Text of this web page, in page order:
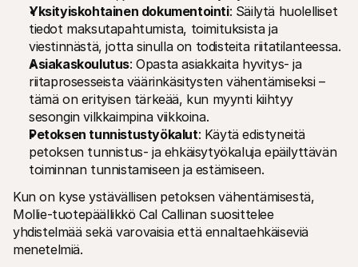
Yksityiskohtainen dokumentointi: Säilytä huolelliset
tiedot maksutapahtumista, toimituksista ja
viestinnästä, jotta sinulla on todisteita riitatilanteessa.
Asiakaskoulutus: Opasta asiakkaita hyvitys- ja
riitaprosesseista väärinkäsitysten vähentämiseksi –
tämä on erityisen tärkeää, kun myynti kiihtyy
sesongin vilkkaimpina viikkoina.
Petoksen tunnistustyökalut: Käytä edistyneitä
petoksen tunnistus- ja ehkäisytyökaluja epäilyttävän
toiminnan tunnistamiseen ja estämiseen.
Kun on kyse ystävällisen petoksen vähentämisestä,
Mollie-tuotepäällikkö Cal Callinan suosittelee
yhdistelmää sekä varovaisia että ennaltaehkäiseviä
menetelmiä.